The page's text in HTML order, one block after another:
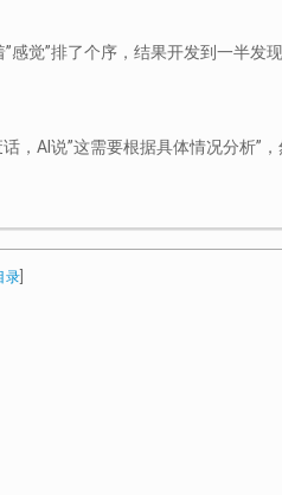
觉”排了个序，结果开发到一半发
AI说”这需要根据具体情况分析”，
录